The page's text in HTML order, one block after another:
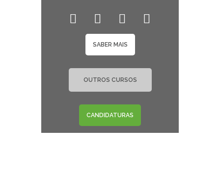
SABER MAIS
OUTROS CURSOS
CANDIDATURAS